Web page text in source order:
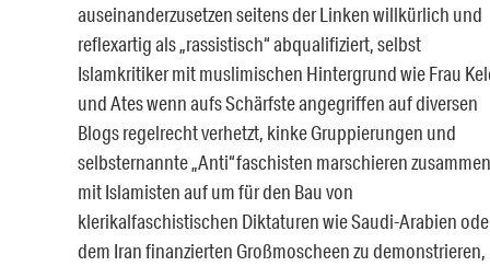
auseinanderzusetzen seitens der Linken willkürlich und
reflexartig als „rassistisch“ abqualifiziert, selbst
Islamkritiker mit muslimischen Hintergrund wie Frau
und Ates wenn aufs Schärfste angegriffen auf diversen
Blogs regelrecht verhetzt, kinke Gruppierungen und
selbsternannte „Anti“faschisten marschieren zusammen
mit Islamisten auf um für den Bau von
klerikalfaschistischen Diktaturen wie Saudi-Arabien
dem Iran finanzierten Großmoscheen zu demonstrieren,